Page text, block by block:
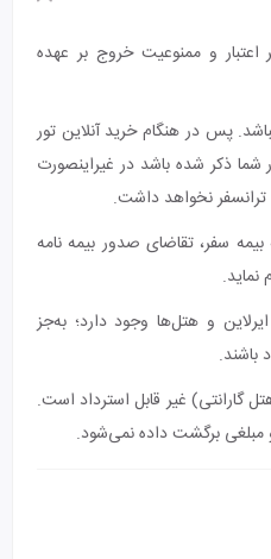
اعتبار و ممنوعیت خروج بر عهده
پس در هنگام خرید آنلاین تور
شما ذکر شده باشد در غیراینصورت
نخواهد داشت.
سفر، تقاضای صدور بیمه نامه
نماید.
و هتل‌ها وجود دارد؛ به‌جز
باشند.
گارانتی) غیر قابل استرداد است.
و مبلغی برگشت داده نمی‌شود.